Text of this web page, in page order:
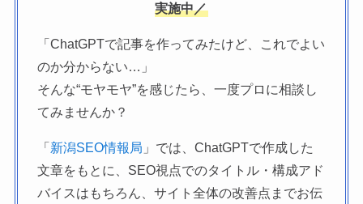
実施中／
「ChatGPTで記事を作ってみたけど、これでよい
のか分からない…」
そんな“モヤモヤ”を感じたら、一度プロに相談し
てみませんか？
「 新潟SEO情報局 」では、ChatGPTで作成した
文章をもとに、SEO視点でのタイトル・構成アド
バイスはもちろん、サイト全体の改善点までお伝